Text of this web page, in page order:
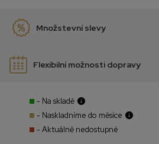
Množstevní slevy
Flexibilní možnosti dopravy
- Na skladě
- Naskladníme do měsíce
- Aktuálně nedostupné